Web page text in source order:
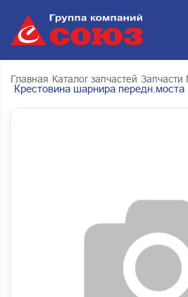
Главная Каталог запчастей
Крестовина шарнира передн.моста